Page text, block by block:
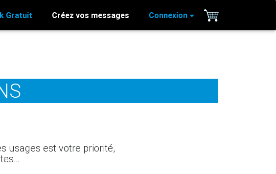
Gratuit Créez vos messages Connexion
usages est votre priorité,